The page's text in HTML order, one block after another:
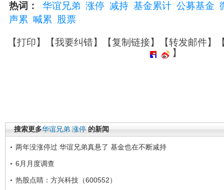
热词： 华谊兄弟 涨停 减持 基金累计 公募基金
声累 喊累 股票
【打印】【我要纠错】【复制链接】【转发邮件】
】
搜索更多华谊兄弟 涨停 的新闻
两年没涨停过 华谊兄弟真悬了 基金也在不断减持
6月月度调查
热股点睛：方兴科技（600552）